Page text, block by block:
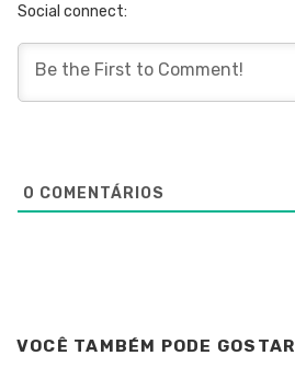
Social connect:
0 COMENTÁRIOS
VOCÊ TAMBÉM PODE GOSTAR